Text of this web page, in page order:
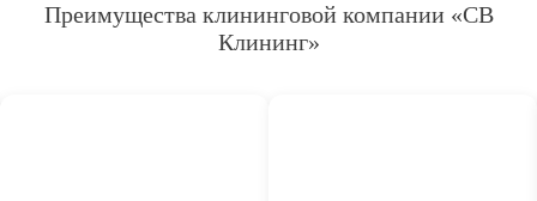
Преимущества клининговой компании «СВ
Клининг»